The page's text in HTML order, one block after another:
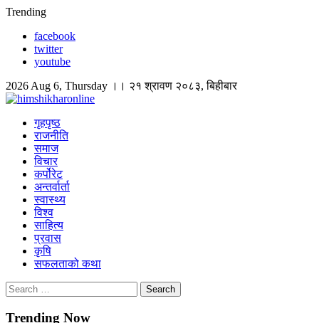
Skip
content
Trending
facebook
twitter
youtube
2026 Aug 6, Thursday ।। २१ श्रावण २०८३, बिहीबार
Himshikhar Online
गृहपृष्ठ
राजनीति
समाज
विचार
कर्पोरेट
अन्तर्वार्ता
स्वास्थ्य
विश्व
साहित्य
प्रवास
कृषि
सफलताको कथा
Search
for:
Trending Now